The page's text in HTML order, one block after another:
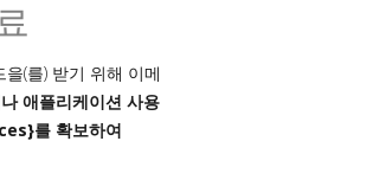
(를) 받기 위해 이메
애플리케이션 사용
를 확보하여